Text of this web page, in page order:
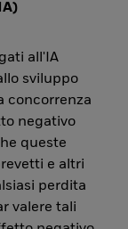
all'IA
sviluppo
concorrenza
negativo
queste
e altri
perdita
valere tali